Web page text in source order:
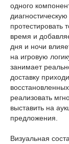
одного
протестировать
время и
дня и ночи
на игровую
занимает
доставку
реализовать
выставить на
предложения.
Визуальная